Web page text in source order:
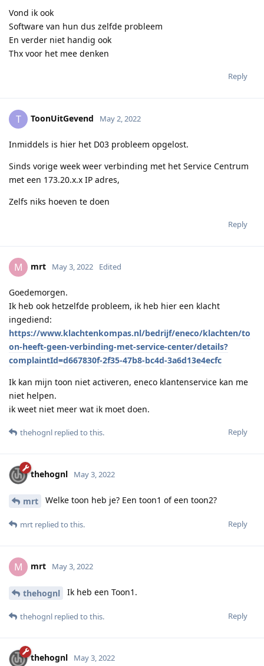
Vond ik ook
Software van hun dus zelfde probleem
En verder niet handig ook
Thx voor het mee denken
Reply
T ToonUitGevend May 2, 2022
Inmiddels is hier het D03 probleem opgelost.
Sinds vorige week weer verbinding met het Service Centrum
met een 173.20.x.x IP adres,
Zelfs niks hoeven te doen
Reply
M mrt May 3, 2022 Edited
Goedemorgen.
Ik heb ook hetzelfde probleem, ik heb hier een klacht
ingediend:
https://www.klachtenkompas.nl/bedrijf/eneco/klachten/to
on-heeft-geen-verbinding-met-service-center/details?
complaintId=d667830f-2f35-47b8-bc4d-3a6d13e4ecfc
Ik kan mijn toon niet activeren, eneco klantenservice kan me
niet helpen.
ik weet niet meer wat ik moet doen.
Reply
thehognl replied to this.
thehognl May 3, 2022
mrt Welke toon heb je? Een toon1 of een toon2?
Reply
mrt replied to this.
M mrt May 3, 2022
thehognl Ik heb een Toon1.
Reply
thehognl replied to this.
thehognl May 3, 2022